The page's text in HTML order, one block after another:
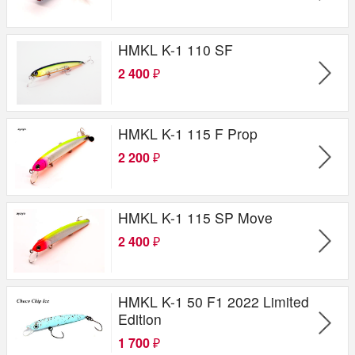
HMKL K-1 110 SF
2 400 ₽
HMKL K-1 115 F Prop
2 200 ₽
HMKL K-1 115 SP Move
2 400 ₽
HMKL K-1 50 F1 2022 Limited
Edition
1 700 ₽